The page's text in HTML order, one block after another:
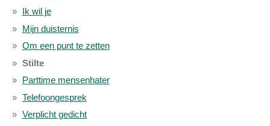
Ik wil je
Mijn duisternis
Om een punt te zetten
Stilte
Parttime mensenhater
Telefoongesprek
Verplicht gedicht